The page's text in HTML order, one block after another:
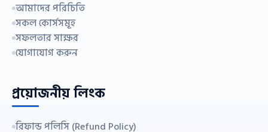
আমাদের পরিচিতি
সকল কোর্সসমূহ
সফলতার সাক্ষর
যোগাযোগ করুন
প্রয়োজনীয় লিংক
রিফান্ড পলিসি (Refund Policy)